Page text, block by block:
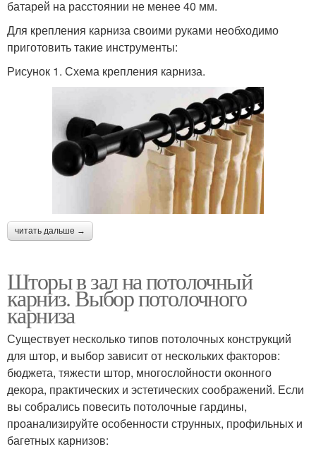
батарей на расстоянии не менее 40 мм.
Для крепления карниза своими руками необходимо
приготовить такие инструменты:
Рисунок 1. Схема крепления карниза.
читать дальше →
Шторы в зал на потолочный
карниз. Выбор потолочного
карниза
Существует несколько типов потолочных конструкций
для штор, и выбор зависит от нескольких факторов:
бюджета, тяжести штор, многослойности оконного
декора, практических и эстетических соображений. Если
вы собрались повесить потолочные гардины,
проанализируйте особенности струнных, профильных и
багетных карнизов: